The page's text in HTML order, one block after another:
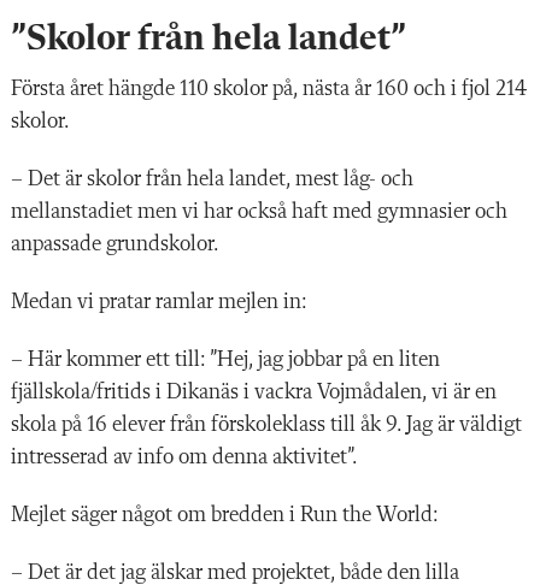
”Skolor från hela landet”
Första året hängde 110 skolor på, nästa år 160 och i fjol 214
skolor.
– Det är skolor från hela landet, mest låg- och
mellanstadiet men vi har också haft med gymnasier och
anpassade grundskolor.
Medan vi pratar ramlar mejlen in:
– Här kommer ett till: ”Hej, jag jobbar på en liten
fjällskola/fritids i Dikanäs i vackra Vojmådalen, vi är en
skola på 16 elever från förskoleklass till åk 9. Jag är väldigt
intresserad av info om denna aktivitet”.
Mejlet säger något om bredden i Run the World:
– Det är det jag älskar med projektet, både den lilla